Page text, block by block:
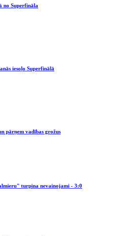
no Superfināla
iesoļo Superfinālā
pārņem vadības grožus
turpina nevainojami - 3:0